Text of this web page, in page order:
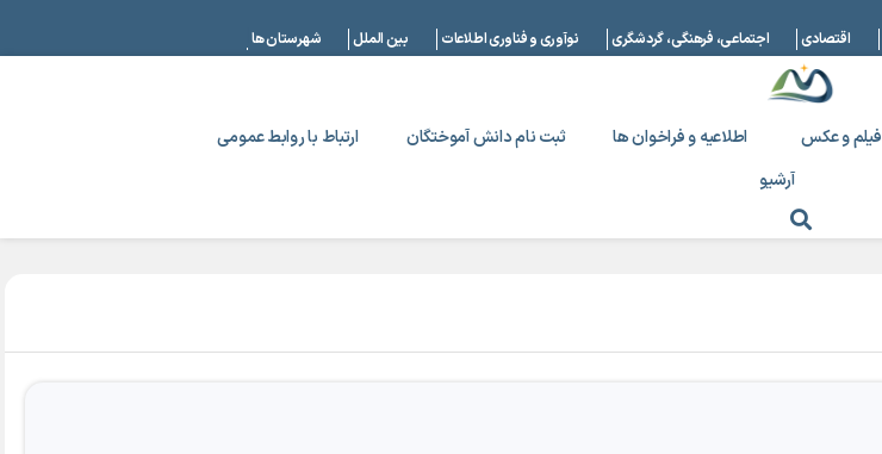
اقتصادی اجتماعی، فرهنگی، گردشگری نوآوری و فناوری اطلاعات بین الملل شهرستان ها
فیلم و عکس اطلاعیه و فراخوان ها ثبت نام دانش آموختگان
ارتباط با روابط عمومی
آرشیو